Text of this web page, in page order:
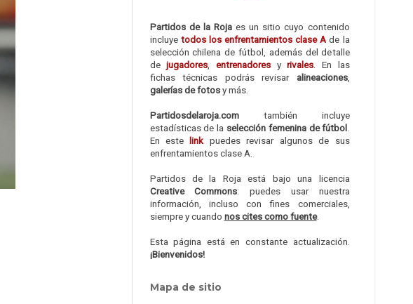
Partidos de la Rojaes un sitio cuyo contenido
incluye todos los enfrentamientos clase A de la
selección chilena de fútbol, además del detalle
dejugadores entrenadoresyrivales . En las
fichas técnicas podrás revisar alineaciones,
galerías de fotosy más.
Partidosdelaroja.comtambién incluye
estadísticas de la selección femenina de fútbol
En este link puedes revisar algunos de sus
enfrentamientos clase A.
Partidos de la Roja está bajo una licencia
Creative Commons: puedes usar nuestra
información, incluso con fines comerciales,
siempre y cuando nos cites como fuente.
Esta página está en constante actualización.
¡Bienvenidos!
Mapa de sitio